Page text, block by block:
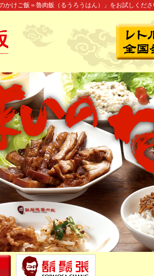
かけご飯＝魯肉飯（るうろうはん）」をお試しくだ